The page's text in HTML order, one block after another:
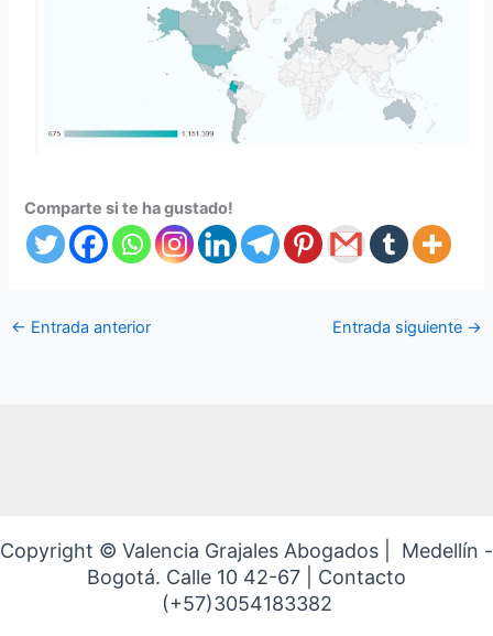
Comparte si te ha gustado!
← Entrada anterior Entrada siguiente →
Copyright © Valencia Grajales Abogados | Medellín -
Bogotá. Calle 10 42-67 | Contacto
(+57)3054183382